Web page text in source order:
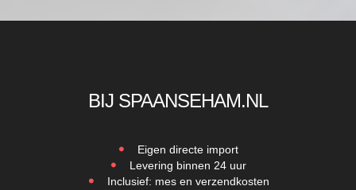
BIJ SPAANSEHAM.NL
Eigen directe import
Levering binnen 24 uur
Inclusief: mes en verzendkosten